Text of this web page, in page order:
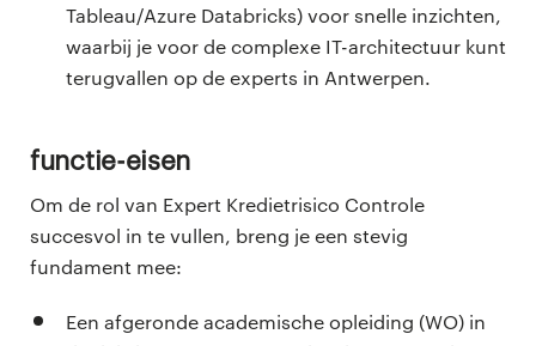
Tableau/Azure Databricks) voor snelle inzichten,
waarbij je voor de complexe IT-architectuur kunt
terugvallen op de experts in Antwerpen.
Functie-eisen
Om de rol van Expert Kredietrisico Controle
succesvol in te vullen, breng je een stevig
fundament mee:
Een afgeronde academische opleiding (WO) in